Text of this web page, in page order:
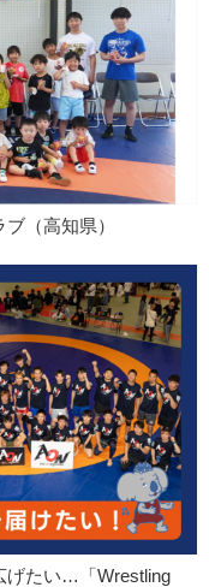
（高知県）
げたい…「Wrestling